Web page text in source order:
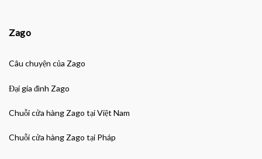
Zago
Câu chuyện của Zago
Đại gia đình Zago
Chuỗi cửa hàng Zago tại Việt Nam
Chuỗi cửa hàng Zago tại Pháp